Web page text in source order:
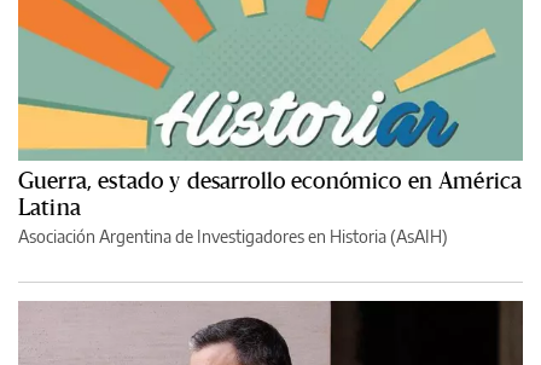
Guerra, estado y desarrollo económico en América
Latina
Asociación Argentina de Investigadores en Historia (AsAIH)